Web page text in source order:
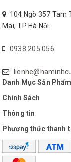
104 Ngõ 357 Tam
Mai, TP Hà Nội
0938 205 056
Danh Mục Sản Phẩm
Chính Sách
Thông tin
Phương thức thanh